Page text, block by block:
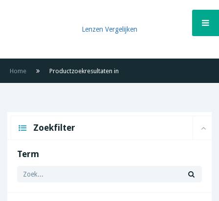
Lenzen Vergelijken
Home Productzoekresultaten in
Zoekfilter
Term